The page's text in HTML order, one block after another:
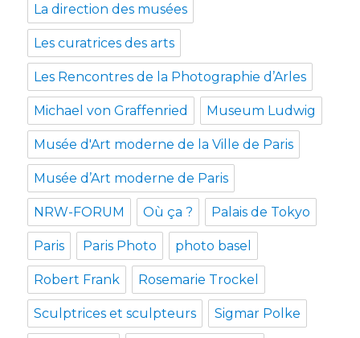
La direction des musées
Les curatrices des arts
Les Rencontres de la Photographie d’Arles
Michael von Graffenried Museum Ludwig
Musée d'Art moderne de la Ville de Paris
Musée d’Art moderne de Paris
NRW-FORUM Où ça ? Palais de Tokyo
Paris Paris Photo photo basel
Robert Frank Rosemarie Trockel
Sculptrices et sculpteurs Sigmar Polke